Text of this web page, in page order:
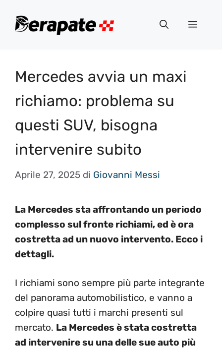
Menu
Mercedes avvia un maxi
richiamo: problema su
questi SUV, bisogna
intervenire subito
Aprile 27, 2025 di Giovanni Messi
La Mercedes sta affrontando un periodo
complesso sul fronte richiami, ed è ora
costretta ad un nuovo intervento. Ecco i
dettagli.
I richiami sono sempre più parte integrante
del panorama automobilistico, e vanno a
colpire quasi tutti i marchi presenti sul
mercato. La Mercedes è stata costretta
ad intervenire su una delle sue auto più